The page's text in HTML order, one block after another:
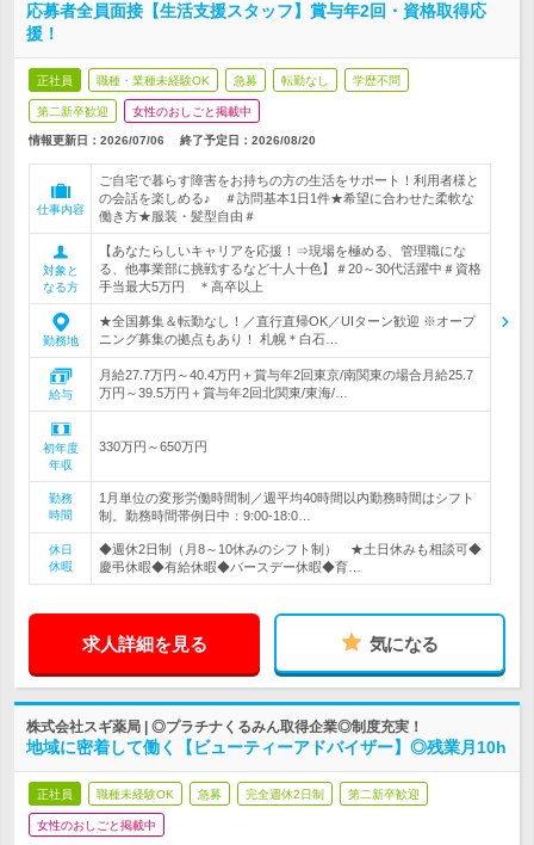
応募者全員面接【生活支援スタッフ】賞与年2回・資格取得応
援！
正社員 職種・業種未経験OK 急募 転勤なし 学歴不問
第二新卒歓迎 女性のおしごと掲載中
情報更新日：2026/07/06 終了予定日： 2026/08/20
仕事内容
ご自宅で暮らす障害をお持ちの方の生活をサポート！利用者様と
の会話を楽しめる♪ ＃訪問基本1日1件★希望に合わせた柔軟な
働き方★服装・髪型自由＃
対象と
なる方
【あなたらしいキャリアを応援！⇒現場を極める、管理職にな
る、他事業部に挑戦するなど十人十色】＃20～30代活躍中＃資格
手当最大5万円 ＊高卒以上
勤務地
★全国募集＆転勤なし！／直行直帰OK／UIターン歓迎 ※オープ
ニング募集の拠点もあり！ 札幌＊白石…
給与
月給27.7万円～40.4万円＋賞与年2回東京/南関東の場合月給25.7
万円～39.5万円＋賞与年2回北関東/東海/…
初年度
年収
330万円～650万円
勤務
時間
1月単位の変形労働時間制／週平均40時間以内勤務時間はシフト
制。勤務時間帯例日中：9:00-18:0…
休日
休暇
◆週休2日制（月8～10休みのシフト制） ★土日休みも相談可◆
慶弔休暇◆有給休暇◆バースデー休暇◆育…
求人詳細を見る 気になる
株式会社スギ薬局 | ◎プラチナくるみん取得企業◎制度充実！
地域に密着して働く【ビューティーアドバイザー】◎残業月10h
正社員 職種未経験OK 急募 完全週休2日制 第二新卒歓迎
女性のおしごと掲載中